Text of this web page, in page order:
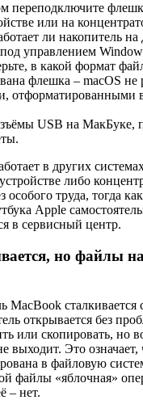
переподключите
или на
ли накопитель на
управлением
в какой формат
флешка – macOS не
отформатированными
USB на МакБуке,
в других
либо
труда, тогда
Apple
в сервисный центр.
но файлы на
MacBook сталкивается
открывается без
или скопировать, но
выходит. Это
в файловую
файлы «яблочная»
– нет.